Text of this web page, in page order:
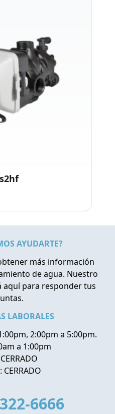
AYUDARTE?
más información
de agua. Nuestro
aquí para responder tus
LABORALES
2:00pm a 5:00pm.
a 1:00pm
6666